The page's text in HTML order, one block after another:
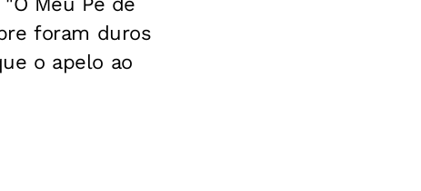
foram duros
o apelo ao